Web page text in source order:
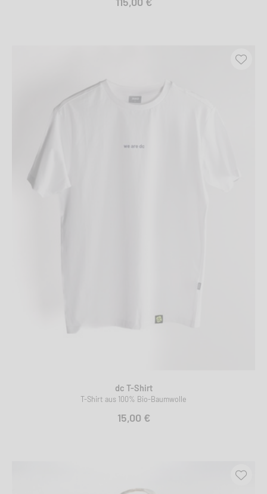
dc T-Shirt
T-Shirt aus 100% Bio-Baumwolle
15,00 €